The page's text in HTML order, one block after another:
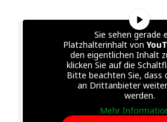
Sie sehen gerade
Platzhalterinhalt von
den eigentlichen Inhalt
klicken Sie auf die
Bitte beachten Sie, dass
an Drittanbieter
werden.
Mehr